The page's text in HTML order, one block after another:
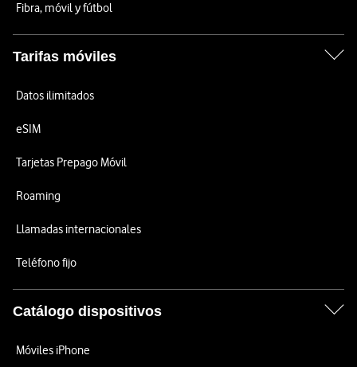
Fibra, móvil y fútbol
Tarifas móviles
Datos ilimitados
eSIM
Tarjetas Prepago Móvil
Roaming
Llamadas internacionales
Teléfono fijo
Catálogo dispositivos
Móviles iPhone